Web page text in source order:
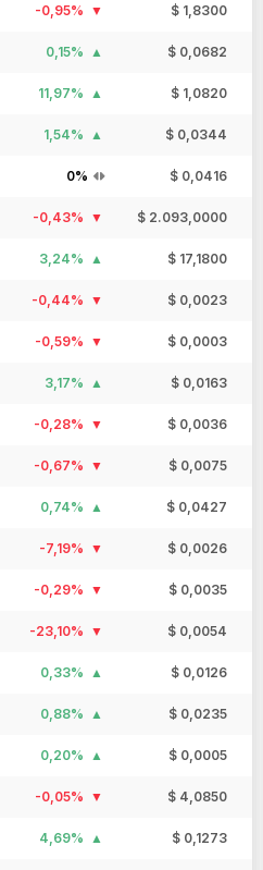
-0,95% $ 1,8300
0,15% $ 0,0682
11,97% $ 1,0820
1,54% $ 0,0344
0% $ 0,0416
-0,43% $ 2.093,0000
3,24% $ 17,1800
-0,44% $ 0,0023
-0,59% $ 0,0003
3,17% $ 0,0163
-0,28% $ 0,0036
-0,67% $ 0,0075
0,74% $ 0,0427
-7,19% $ 0,0026
-0,29% $ 0,0035
-23,10% $ 0,0054
0,33% $ 0,0126
0,88% $ 0,0235
0,20% $ 0,0005
-0,05% $ 4,0850
4,69% $ 0,1273